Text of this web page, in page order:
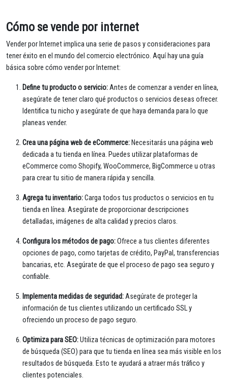
Cómo se vende por internet
Vender por Internet implica una serie de pasos y consideraciones para
tener éxito en el mundo del comercio electrónico. Aquí hay una guía
básica sobre cómo vender por Internet:
Define tu producto o servicio:Antes de comenzar a vender en línea,
asegúrate de tener claro qué productos o servicios deseas ofrecer.
Identifica tu nicho y asegúrate de que haya demanda para lo que
planeas vender.
Crea una página web de eCommerce: Necesitarás una página web
dedicada a tu tienda en línea. Puedes utilizar plataformas de
eCommerce como Shopify, WooCommerce, BigCommerce u otras
para crear tu sitio de manera rápida y sencilla.
Agrega tu inventario:Carga todos tus productos o servicios en tu
tienda en línea. Asegúrate de proporcionar descripciones
detalladas, imágenes de alta calidad y precios claros.
Configura los métodos de pago:Ofrece a tus clientes diferentes
opciones de pago, como tarjetas de crédito, PayPal, transferencias
bancarias, etc. Asegúrate de que el proceso de pago sea seguro y
confiable.
Implementa medidas de seguridad:Asegúrate de proteger la
información de tus clientes utilizando un certificado SSL y
ofreciendo un proceso de pago seguro.
Optimiza para SEO:Utiliza técnicas de optimización para motores
de búsqueda (SEO) para que tu tienda en línea sea más visible en los
resultados de búsqueda. Esto te ayudará a atraer más tráfico y
clientes potenciales.